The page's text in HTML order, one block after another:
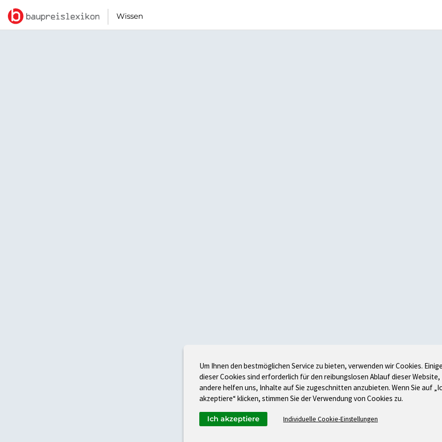
Wissen
Um Ihnen den bestmöglichen Service zu bieten, verwenden wir Cookies.
dieser Cookies sind erforderlich für den reibungslosen Ablauf dieser Website,
andere helfen uns, Inhalte auf Sie zugeschnitten anzubieten. Wenn Sie auf
akzeptiere“ klicken, stimmen Sie der Verwendung von Cookies zu.
Individuelle Cookie-Einstellungen
Ich akzeptiere